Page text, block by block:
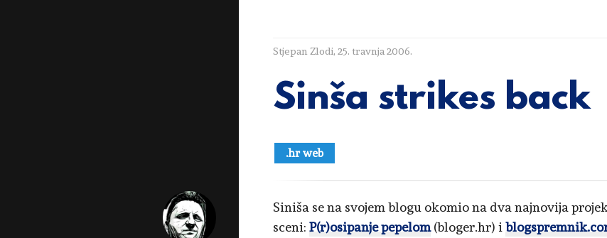
Stjepan Zlodi, 25. travnja 2006.
Sinša strikes back
.hr web
Siniša se na svojem blogu okomio na dva najnovija
sceni: P(r)osipanje pepelom(bloger.hr) i